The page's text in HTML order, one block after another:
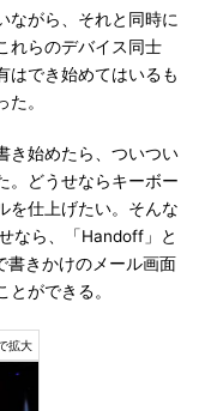
がら、それと同時に
れらのデバイス同士
はでき始めてはいるも
。
き始めたら、ついつい
。どうせならキーボー
を仕上げたい。そんな
なら、「Handoff」と
書きかけのメール画面
ができる。